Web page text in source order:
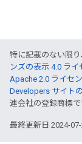
特に記載のない限
ンズの表示 4.0 ライ
Apache 2.0 ライセ
Developers サイト
連会社の登録商標で
最終更新日 2024-07-